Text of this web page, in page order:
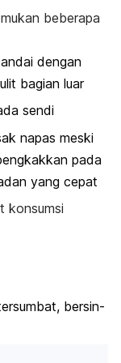
beberapa
dengan
bagian luar
sendi
napas meski
pada
yang cepat
konsumsi
bersin-